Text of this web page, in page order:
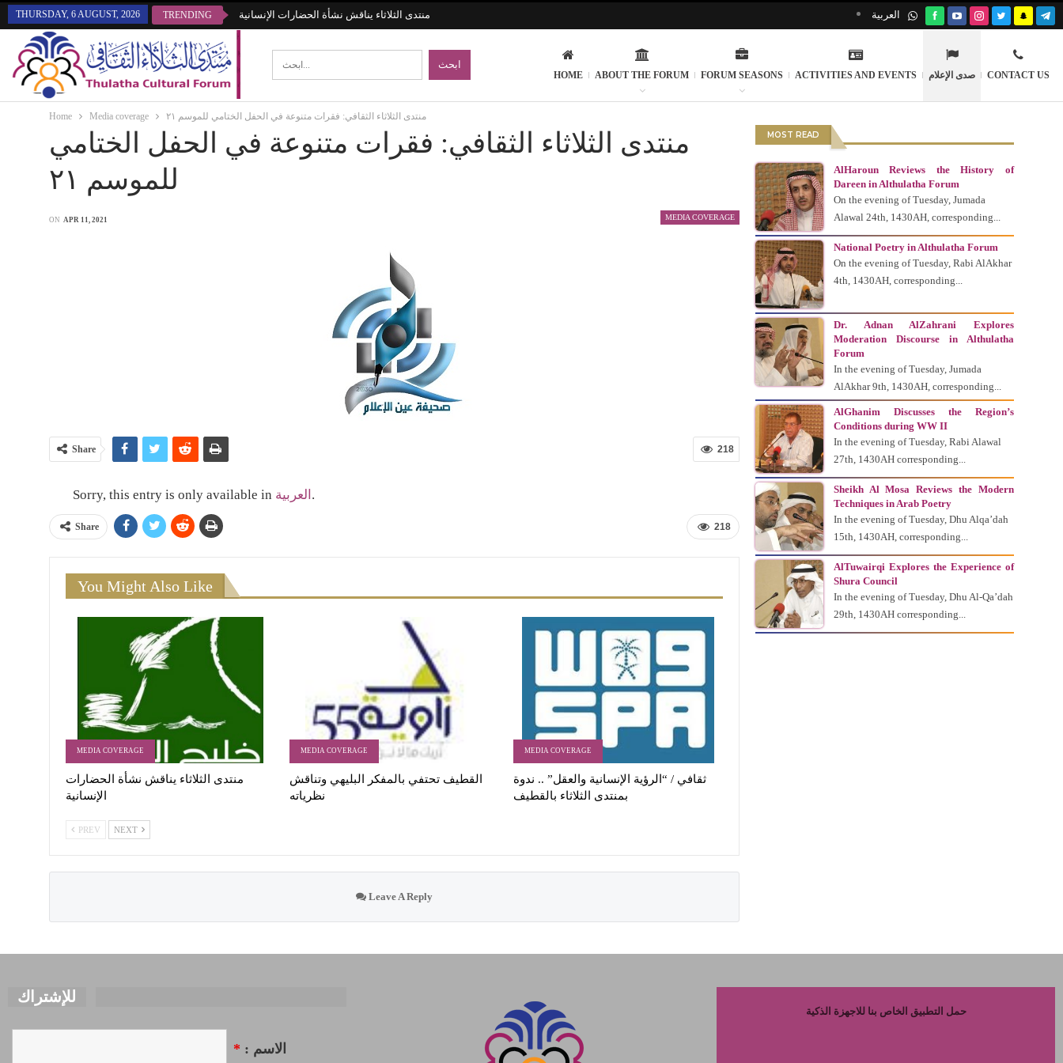
العربية THURSDAY, 6 AUGUST, 2026 TRENDING منتدى الثلاثاء يناقش نشأة الحضارات الإنسانية
HOME ABOUT THE FORUM FORUM SEASONS ACTIVITIES AND EVENTS صدى الإعلام CONTACT US
Home Media coverage منتدى الثلاثاء الثقافي: فقرات متنوعة في الحفل الختامي للموسم ٢١
منتدى الثلاثاء الثقافي: فقرات متنوعة في الحفل الختامي
للموسم ٢١
MEDIA COVERAGE
ON APR 11, 2021
218
Share
Sorry, this entry is only available in العربية .
218
Share
You Might Also Like
MEDIA COVERAGE
منتدى الثلاثاء يناقش نشأة الحضارات
الإنسانية
MEDIA COVERAGE
القطيف تحتفي بالمفكر البليهي وتناقش
نظرياته
MEDIA COVERAGE
ثقافي / “الرؤية الإنسانية والعقل” .. ندوة
بمنتدى الثلاثاء بالقطيف
PREV NEXT
Leave A Reply
MOST READ
AlHaroun Reviews the History of
Dareen in Althulatha Forum
On the evening of Tuesday, Jumada
Alawal 24th, 1430AH, corresponding...
National Poetry in Althulatha Forum
On the evening of Tuesday, Rabi AlAkhar
4th, 1430AH, corresponding...
Dr. Adnan AlZahrani Explores
Moderation Discourse in Althulatha
Forum
In the evening of Tuesday, Jumada
AlAkhar 9th, 1430AH, corresponding...
AlGhanim Discusses the Region’s
Conditions during WW II
In the evening of Tuesday, Rabi Alawal
27th, 1430AH corresponding...
Sheikh Al Mosa Reviews the Modern
Techniques in Arab Poetry
In the evening of Tuesday, Dhu Alqa’dah
15th, 1430AH, corresponding...
AlTuwairqi Explores the Experience of
Shura Council
In the evening of Tuesday, Dhu Al-Qa’dah
29th, 1430AH corresponding...
للإشتراك
الاسم : *
حمل التطبيق الخاص بنا للاجهزة الذكية